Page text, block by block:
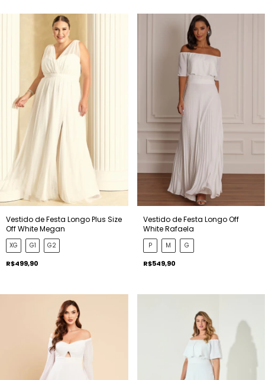
Vestido de Festa Longo Plus Size
Off White Megan
XG G1 G2
R$499,90
Vestido de Festa Longo Off
White Rafaela
P M G
R$549,90